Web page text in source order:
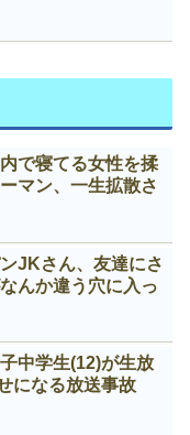
で寝てる女性を揉
マン、一生拡散さ
JKさん、友達にさ
んか違う穴に入っ
中学生(12)が生放
になる放送事故